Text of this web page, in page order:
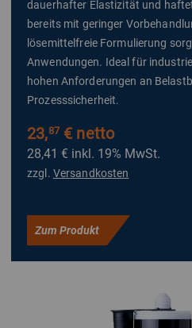
dauerhafter Elastizität und
bereits mit geringer
lösemittelfreie Formulierung
Anwendungen. Ideal für
hohen Anforderungen an
Prozesssicherheit.
23,87€ netto
28,41 € inkl. 19% MwSt.
zzgl. Versandkosten
Zum Produkt